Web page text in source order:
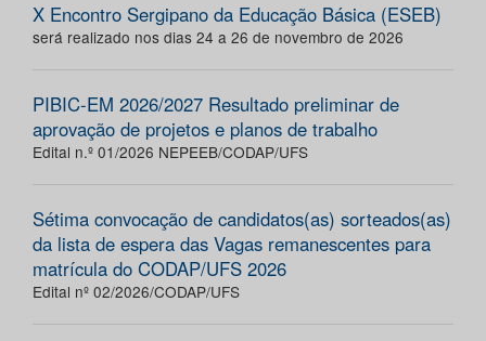
X Encontro Sergipano da Educação Básica (ESEB)
será realizado nos dias 24 a 26 de novembro de 2026
PIBIC-EM 2026/2027 Resultado preliminar de
aprovação de projetos e planos de trabalho
Edital n.º 01/2026 NEPEEB/CODAP/UFS
Sétima convocação de candidatos(as) sorteados(as)
da lista de espera das Vagas remanescentes para
matrícula do CODAP/UFS 2026
Edital nº 02/2026/CODAP/UFS